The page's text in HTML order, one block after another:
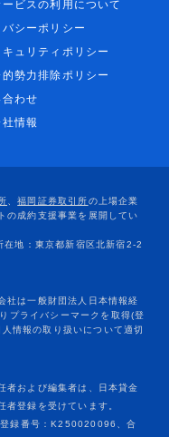
ビスの利用について
シーポリシー
ュリティポリシー
勢力排除ポリシー
わせ
情報
者および編集者は、日本貸金
者登録を受けています。
録番号：K250020096、合